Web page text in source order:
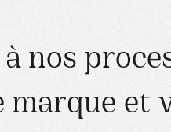
à nos proce
marque et